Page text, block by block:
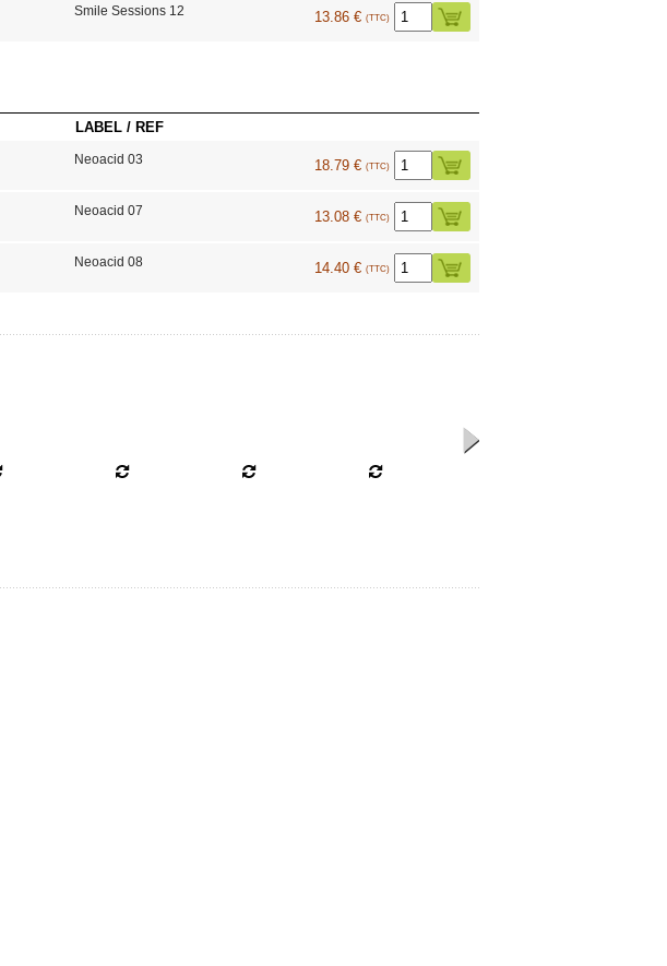
Smile Sessions 12 13.86 € (TTC)
LABEL / REF
Neoacid 03 18.79 € (TTC)
Neoacid 07 13.08 € (TTC)
Neoacid 08 14.40 € (TTC)